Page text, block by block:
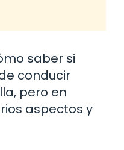
saber si
conducir
pero en
aspectos y